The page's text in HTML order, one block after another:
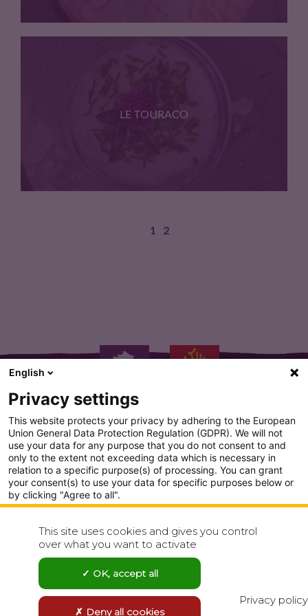
LE TOURACO
1 2
PLAN DU SITE
CONDITION GENERALE D'UTILISATION
CONTACT
This site uses cookies and gives you control
over what you want to activate
OK, accept all
Deny all cookies
Privacy policy
English
Privacy settings
This website protects your privacy by adhering to the European
Union General Data Protection Regulation (GDPR). We will not
use your data for any purpose that you do not consent to and
only to the extent not exceeding data which is necessary in
relation to a specific purpose(s) of processing. You can grant
your consent(s) to use your data for specific purposes below or
by clicking "Agree to all".
Agree to all Reject all
Show detailed settings
Visit our Privacy Policy page for more